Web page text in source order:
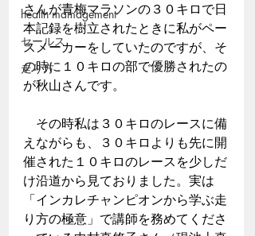
health mamagement
セールス
走り方
さんが青梅マラソンの３０キロで日
本記録を樹立されたときに私がペー
スメーカーをしていたのですが、そ
の時に１０キロの部で優勝されたの
が秋山さんです。
その時私は３０キロのレースに備
えながらも、３０キロよりも先に開
催された１０キロのレースを少しだ
け沿道から見ておりました。実は
「インカレチャンピオンから学ぶ走
り方の極意」で講師を務めてくださ